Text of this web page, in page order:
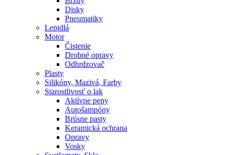
Disky
Pneumatiky
Lepidlá
Motor
Čistenie
Drobné opravy
Odhrdzovač
Plasty
Silikóny, Mazivá, Farby
Starostlivosť o lak
Aktívne peny
Autošampóny
Brúsne pasty
Keramická ochrana
Opravy
Vosky